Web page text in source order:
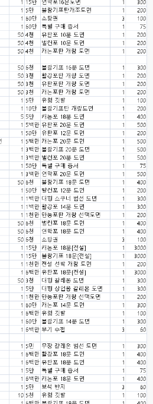
올라오긴 하던데요 아직까지
00:08
.. 용량도 용량이고 ;;
적응안되서 갔다버린 하핫 ;;
00:10
가따가 하루만에 다시왔었는데
00:11
00:11
짓중이지 하면서 집어치운 ..;
00:12
전 공유 하신분은 아니시죠 ㅎㅎㅎ?
00:12
00:12
00:13
정이 더가긴합니다 ㅠ
00:13
믹스는 비슷하면서 틀리니 적응이 안되요
00:14
해버릴려니 난중 또 공식버전 올라오면 답